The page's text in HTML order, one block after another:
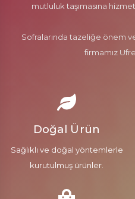
mutluluk taşımasına
Sofralarında tazeliğe önem
firmamız
Doğal Ürün
Sağlıklı ve doğal yöntemlerle
kurutulmuş ürünler.